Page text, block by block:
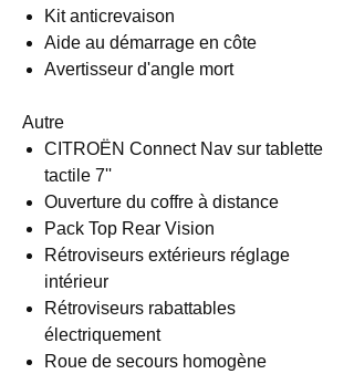
Kit anticrevaison
Aide au démarrage en côte
Avertisseur d'angle mort
Autre
CITROËN Connect Nav sur tablette
tactile 7''
Ouverture du coffre à distance
Pack Top Rear Vision
Rétroviseurs extérieurs réglage
intérieur
Rétroviseurs rabattables
électriquement
Roue de secours homogène